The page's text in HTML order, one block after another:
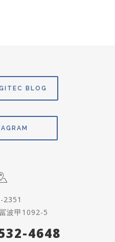
BLOG
2351
波甲1092-5
4648